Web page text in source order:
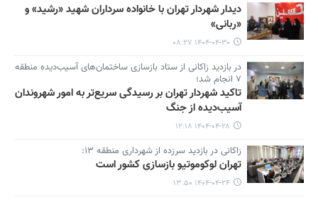
دیدار شهردار تهران با خانواده سرداران شهید «رشید» و
«ربانی»
۱۴۰۴-۰۴-۳۰ ۰۸:۲۷
در بازدید زاکانی از ستاد بازسازی ساختمان‌های آسیب‌دیده منطقه
۷ انجام شد؛
تاکید شهردار تهران بر رسیدگی سریع‌تر به امور شهروندان
آسیب‌دیده از جنگ
۱۴۰۴-۰۴-۲۸ ۱۲:۱۸
زاکانی در بازدید سرزده از شهرداری منطقه ۱۳:
تهران لوکوموتیو بازسازی کشور است
۱۴۰۴-۰۴-۲۴ ۱۳:۵۰